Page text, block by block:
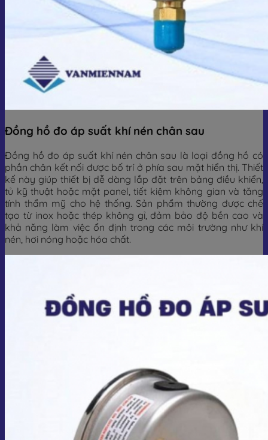
Đồng hồ đo áp suất khí nén chân sau
Đồng hồ đo áp suất khí nén chân sau là loại đồng hồ có
phần chân kết nối được bố trí ở phía sau mặt hiển thị. Thiết
kế này giúp thiết bị dễ dàng lắp đặt trên bảng điều khiển,
tủ kỹ thuật hoặc mặt panel, tiết kiệm không gian và tăng
tính thẩm mỹ cho hệ thống. Sản phẩm thường được chế
tạo từ inox hoặc thép không gỉ, đảm bảo độ bền cao và
khả năng làm việc ổn định trong các môi trường như khí
nén, hơi nóng hoặc hóa chất.